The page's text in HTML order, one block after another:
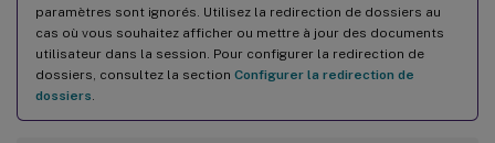
paramètres sont ignorés. Utilisez la redirection de dossiers au
cas où vous souhaitez afficher ou mettre à jour des documents
utilisateur dans la session. Pour configurer la redirection de
dossiers, consultez la section Configurer la redirection de
dossiers